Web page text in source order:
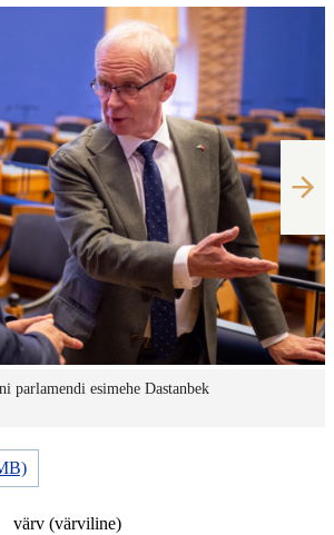
parlamendi esimehe Dastanbek
värv (värviline)